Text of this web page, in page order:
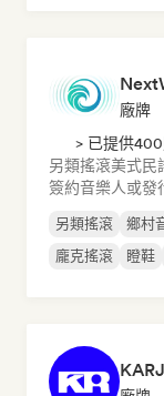
廠牌
> 已提供
另類搖滾美式民
簽約音樂人或發
另類搖滾 鄉村
龐克搖滾
瞪鞋